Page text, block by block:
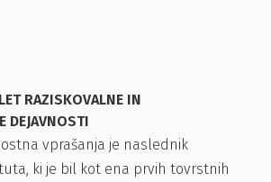
RAZISKOVALNE IN
DEJAVNOSTI
vprašanja je naslednik
ki je bil kot ena prvih tovrstnih